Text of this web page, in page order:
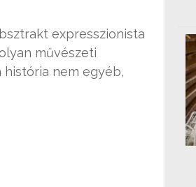
expresszionista
művészeti
história nem egyéb,